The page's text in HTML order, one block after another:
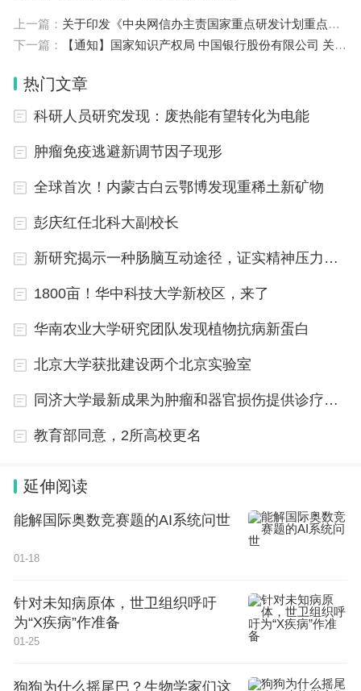
科学问题展开：
（一）地球多圈层相互作用与关键金属元素富
集。
关键金属元素在地球多圈层相互作用过程中的循
环从宏观和本质上控制关键金属矿床的分布。包括：
（1）关键金属元素的地球化学行为；（2）壳幔相
用与关键金属元素循环。
（二）关键金属元素成矿机制与规律。
程，是理解关键金属元素形成机制和成矿规律的关
键。包括：（1）主要由地质背景、物质基础和重大
地质事件控制的关键金属矿床时空分布规律；（2）
属元素源-运-聚过程。
（三）关键金属元素赋存状态与强化分离机理。
关键金属元素常伴生主成矿元素在特定矿床中相
对富集，具有细和伴的特点，高效清洁利用难度极
属元素微观尺度的赋存状态和赋存机制；（2）关键
金属元素选择性反应和差异性放大机理。
上一篇： 关于印发《中央网信办主责国家重点研发计划重点专项管理实施细则》的通知
下一篇：
【通知】国家知识产权局 中国银行股份有限公司 关于开展知识产权金融服务助力民营企业高质量发展“知惠行”专项活动的通知（国知发运字〔2025〕25号）
热门文章
科研人员研究发现：废热能有望转化为电能
肿瘤免疫逃避新调节因子现形
全球首次！内蒙古白云鄂博发现重稀土新矿物
彭庆红任北科大副校长
新研究揭示一种肠脑互动途径，证实精神压力对肠道影响
1800亩！华中科技大学新校区，来了
华南农业大学研究团队发现植物抗病新蛋白
北京大学获批建设两个北京实验室
同济大学最新成果为肿瘤和器官损伤提供诊疗新思路
教育部同意，2所高校更名
延伸阅读
能解国际奥数竞赛题的AI系统问世
01-18
针对未知病原体，世卫组织呼吁
为“X疾病”作准备
01-25
狗狗为什么摇尾巴？生物学家们这